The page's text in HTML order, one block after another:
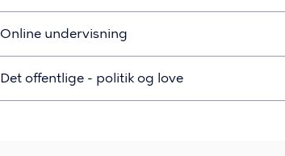
Online undervisning
Det offentlige - politik og love